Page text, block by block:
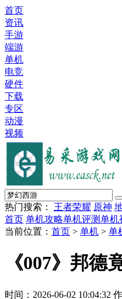
首页
资讯
手游
端游
单机
电竞
硬件
下载
专区
动漫
视频
热门搜索： 王者荣耀 原神
首页 单机攻略单机评测单机
当前位置： 首页 > 单机 > 单
《007》邦德
时间：2026-06-02 10:04:32